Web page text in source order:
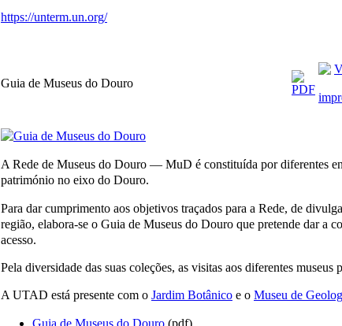
https://unterm.un.org/
Guia de Museus do Douro
A Rede de Museus do Douro — MuD é constituída por diferentes
património no eixo do Douro.
Para dar cumprimento aos objetivos traçados para a Rede, de
região, elabora-se o Guia de Museus do Douro que pretende dar a
acesso.
Pela diversidade das suas coleções, as visitas aos diferentes
A UTAD está presente com o Jardim Botânico e o Museu de
Guia de Museus do Douro (pdf)